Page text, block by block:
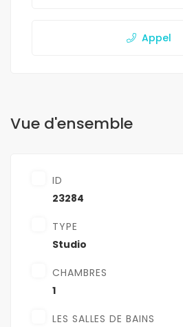
Appel
Vue d'ensemble
ID
23284
TYPE
Studio
CHAMBRES
1
LES SALLES DE BAINS